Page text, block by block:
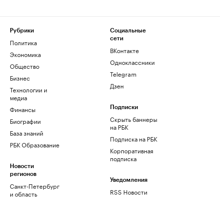
Рубрики
Политика
Экономика
Общество
Бизнес
Технологии и
медиа
Финансы
Биографии
База знаний
РБК Образование
Новости
регионов
Санкт-Петербург
и область
Социальные
сети
ВКонтакте
Одноклассники
Telegram
Дзен
Подписки
Скрыть баннеры
на РБК
Подписка на РБК
Корпоративная
подписка
Уведомления
RSS Новости